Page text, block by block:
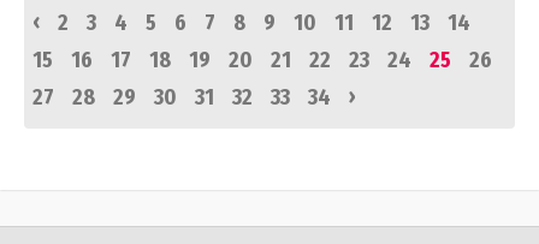
‹
2 3 4 5 6 7 8 9 10 11 12 13
14
15
16 17 18 19 20 21 22 23 24 25
26
27
28 29 30 31 32 33 34 ›